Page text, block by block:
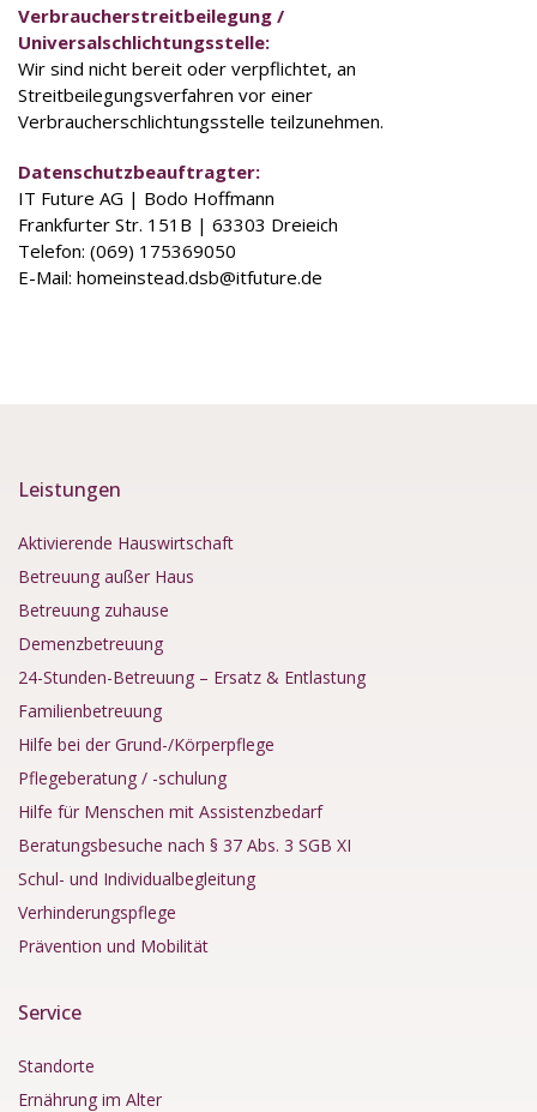
Verbraucherstreitbeilegung /
Universalschlichtungsstelle:
Wir sind nicht bereit oder verpflichtet, an
Streitbeilegungsverfahren vor einer
Verbraucherschlichtungsstelle teilzunehmen.
Datenschutz­beauftragter:
IT Future AG | Bodo Hoffmann
Frankfurter Str. 151B | 63303 Dreieich
Telefon: (069) 175369050
E-Mail: homeinstead.dsb@itfuture.de
Leistungen
Aktivierende Hauswirtschaft
Betreuung außer Haus
Betreuung zuhause
Demenzbetreuung
24-Stunden-Betreuung – Ersatz & Entlastung
Familienbetreuung
Hilfe bei der Grund-/Körperpflege
Pflegeberatung / -schulung
Hilfe für Menschen mit Assistenzbedarf
Beratungsbesuche nach § 37 Abs. 3 SGB XI
Schul- und Individualbegleitung
Verhinderungspflege
Prävention und Mobilität
Service
Standorte
Ernährung im Alter